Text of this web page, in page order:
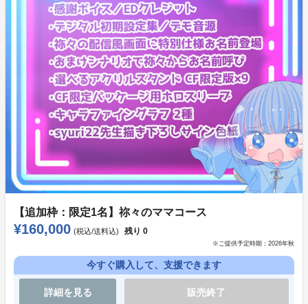
ゲームの登場人物でありながら、あなた達の主でもある
『自称百合女神』からのご挨拶があります。
――ようこそ、私たちフェイクマリッジ？ の世界へ。
【追加枠：限定1名】祢々のママコース
¥160,000 (税込/送料込) 残り 0
※ご提供予定時期： 2026年秋
今すぐ購入して、支援できます
詳細を見る 販売終了